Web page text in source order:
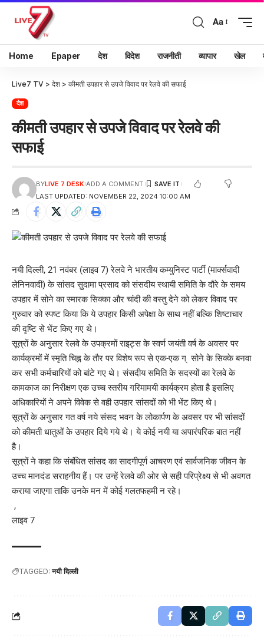
Aa
Home Epaper देश विदेश राजनीती व्यापार खेल
Live7 TV > देश > कीमती उपहार से उपजे विवाद पर रेलवे की सफाई
देश
कीमती उपहार से उपजे विवाद पर रेलवे की
सफाई
LAST UPDATED: NOVEMBER 22, 2024 10:00 AM
BYLIVE 7 DESK ADD A COMMENT
नयी दिल्ली, 21 नवंबर (लाइव 7) रेलवे ने भारतीय कम्युनिस्ट पार्टी (मार्क्सवादी
लेनिनवादी) के सांसद सुदामा प्रसाद को संसदीय स्थायी समिति के दौरे के समय
उपहार में सोने का स्मारक सिक्का और चांदी की वस्तु देने को लेकर विवाद पर
गुरुवार को स्पष्ट किया कि ये उपहार किसी अपेक्षा के साथ नहीं बल्कि शिष्टाचार
की दृष्टि से भेंट किए गए थे।
सूत्रों के अनुसार रेलवे के उपक्रमों राइट्स के स्वर्ण जयंती वर्ष के अवसर पर
कार्यक्रमों में स्मृति चिह्न के तौर पर विशेष रूप से एक-एक ग् सोने के सिक्के बनवा
कर सभी कर्मचारियों को बांटे गए थे। संसदीय समिति के सदस्यों का रेलवे के
कामकाज का निरीक्षण एक उच्च स्तरीय गरिमामयी कार्यक्रम होता है इसलिए
अधिकारियों ने अपने विवेक से वही उपहार सांसदों को भी भेंट किए थे।
सूत्रों के अनुसार गत वर्ष नये संसद भवन के लोकार्पण के अवसर पर भी सांसदों
को कीमती धातुओं के उपहार दिये गये थे। ये कोई नयी या अपारंपरिक बात नहीं
है।
सूत्रों ने कहा कि संबंधित सांसद का सादगीपूर्ण आचरण एवं सार्वजनिक जीवन के
उच्च मानदंड सराहनीय हैं। पर उन्हें रेलवे की ओर से सही परिप्रेक्ष्य से भी अवगत
कराया जाएगा ताकि उनके मन में कोई गलतफहमी न रहे।
,
लाइव 7
TAGGED: नयी दिल्ली